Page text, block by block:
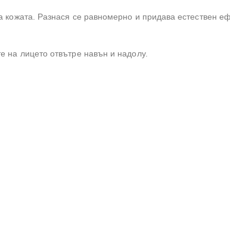
Разнася се равномерно и придава естествен
на лицето отвътре навън и надолу.